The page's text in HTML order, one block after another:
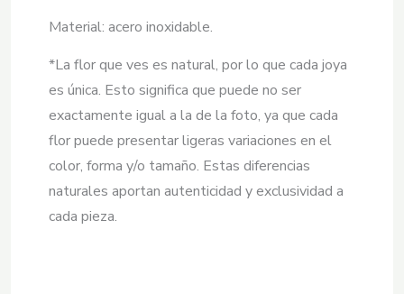
Material: acero inoxidable.
*La flor que ves es natural, por lo que cada joya
es única. Esto significa que puede no ser
exactamente igual a la de la foto, ya que cada
flor puede presentar ligeras variaciones en el
color, forma y/o tamaño. Estas diferencias
naturales aportan autenticidad y exclusividad a
cada pieza.